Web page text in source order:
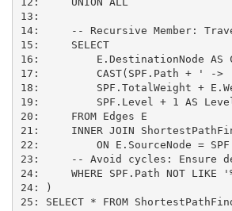
13:
14:     -- Recursive Member:
15:     SELECT
16:         E.DestinationNode AS
17:         CAST(SPF.Path + ' -> ' +
18:         SPF.TotalWeight +
19:         SPF.Level + 1 AS
20:     FROM Edges E
21:     INNER JOIN
22:         ON E.SourceNode =
23:     -- Avoid cycles: Ensure
24:     WHERE SPF.Path NOT
24: )